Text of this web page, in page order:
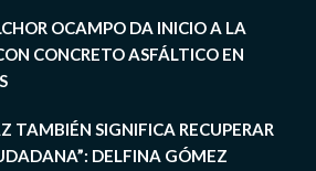
OCAMPO DA INICIO A LA
CONCRETO ASFÁLTICO EN
TAMBIÉN SIGNIFICA RECUPERAR
DELFINA GÓMEZ